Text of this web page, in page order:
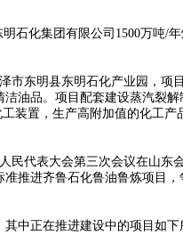
明石化集团 有限公司1500万吨/
市东明县东明石化产业园，项
油品。项目配套建设蒸汽裂
工装置，生产高附加值的化工产
民代表大会第三次会议在山
推进齐鲁石化鲁油鲁炼项目
中正在推进建设中的项目如下